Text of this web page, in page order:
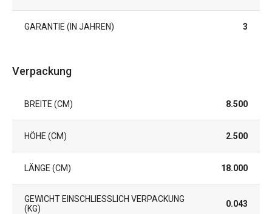
GARANTIE (IN JAHREN) 3
Verpackung
BREITE (CM) 8.500
HÖHE (CM) 2.500
LÄNGE (CM) 18.000
GEWICHT EINSCHLIESSLICH VERPACKUNG (
KG)
0.043